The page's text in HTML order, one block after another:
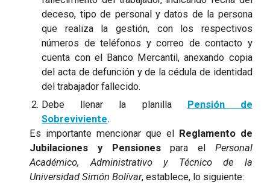
deceso, tipo de personal y datos de la persona
que realiza la gestión, con los respectivos
números de teléfonos y correo de contacto y
cuenta con el Banco Mercantil, anexando copia
del acta de defunción y de la cédula de identidad
del trabajador fallecido.
Debe llenar la planilla Pensión de
Sobreviviente.
Es importante mencionar que el Reglamento de
Jubilaciones y Pensionespara el Personal
Académico, Administrativo y Técnico de la
Universidad Simón Bolívar, establece, lo siguiente: